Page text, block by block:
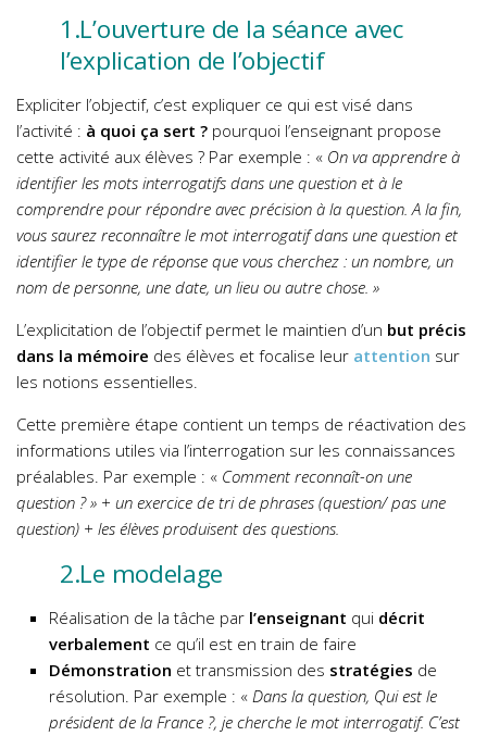
1.L’ouverture de la séance avec
l’explication de l’objectif
Expliciter l’objectif, c’est expliquer ce qui est visé dans
l’activité : à quoi ça sert ? pourquoi l’enseignant propose
cette activité aux élèves ? Par exemple : « On va apprendre à
identifier les mots interrogatifs dans une question et à le
comprendre pour répondre avec précision à la question. A la fin,
vous saurez reconnaître le mot interrogatif dans une question et
identifier le type de réponse que vous cherchez : un nombre, un
nom de personne, une date, un lieu ou autre chose. »
L’explicitation de l’objectif permet le maintien d’un but précis
dans la mémoire des élèves et focalise leur attention sur
les notions essentielles.
Cette première étape contient un temps de réactivation des
informations utiles via l’interrogation sur les connaissances
préalables. Par exemple : « Comment reconnaît-on une
question ?» + un exercice de tri de phrases (question/ pas une
question) + les élèves produisent des questions.
2.Le modelage
Réalisation de la tâche par l’enseignant qui décrit
verbalement ce qu’il est en train de faire
Démonstration et transmission des stratégies de
résolution. Par exemple : « Dans la question, Qui est le
président de la France ?, je cherche le mot interrogatif. C’est